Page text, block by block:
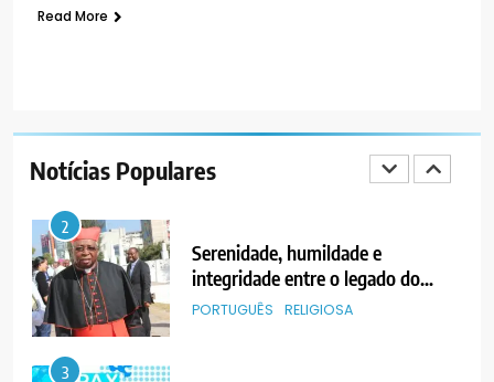
Notícias Populares
AGOSTO DE 2026
PORTUGUÊS
2
Serenidade, humildade e
integridade entre o legado do
Cardeal Júlio Langa
PORTUGUÊS RELIGIOSA
3
Read More